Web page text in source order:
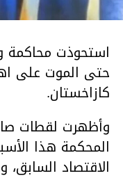
استحوذت محاكمة
حتى الموت على
كازاخستان.
وأظهرت لقطات
المحكمة هذا
الاقتصاد